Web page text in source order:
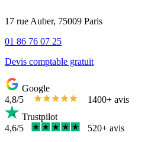
17 rue Auber, 75009 Paris
01 86 76 07 25
Devis comptable gratuit
Google
4,8/5
1400+ avis
Trustpilot
4,6/5
520+ avis